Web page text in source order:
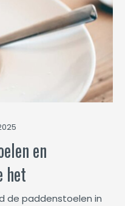
en
het
de paddenstoelen in